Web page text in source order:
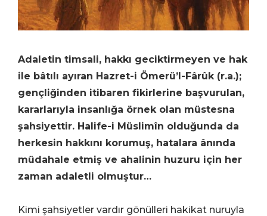
Adaletin timsali, hakkı geciktirmeyen ve hak
ile bâtılı ayıran Hazret-i Ömerü’l-Fârûk (r.a.);
gençliğinden itibaren fikirlerine başvurulan,
kararlarıyla insanlığa örnek olan müstesna
şahsiyettir. Halife-i Müslimîn olduğunda da
herkesin hakkını korumuş, hatalara ânında
müdahale etmiş ve ahalinin huzuru için her
zaman adaletli olmuştur…
Kimi şahsiyetler vardır gönülleri hakikat nuruyla